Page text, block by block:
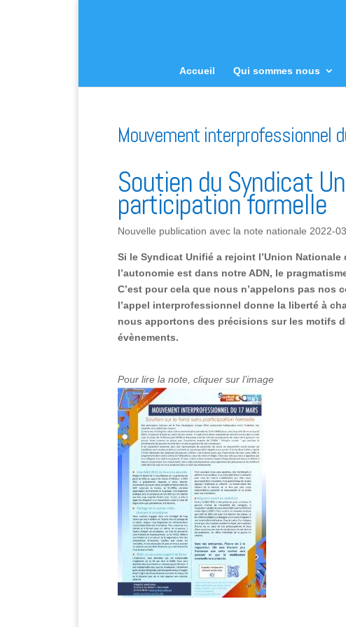
Accueil Qui sommes nous
Mouvement interprofessionnel
Soutien du Syndicat
participation formelle
Nouvelle publication avec la note nationale 2022-
Si le Syndicat Unifié a rejoint l’Union Nationale
l’autonomie est dans notre ADN, le
C’est pour cela que nous n’appelons pas nos
l’appel interprofessionnel donne la liberté à
nous apportons des précisions sur les motifs
évènements.
Pour lire la note, cliquer sur l’image